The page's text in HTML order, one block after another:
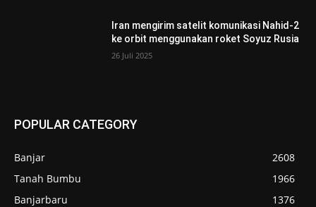
Iran mengirim satelit komunikasi Nahid-2
ke orbit menggunakan roket Soyuz Rusia
26 Juli 2025
POPULAR CATEGORY
Banjar
2608
Tanah Bumbu
1966
Banjarbaru
1376